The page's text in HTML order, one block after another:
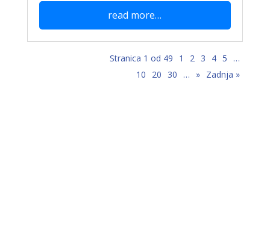
read more…
Stranica 1 od 49 1 2 3 4 5
…
10
20 30 … » Zadnja »